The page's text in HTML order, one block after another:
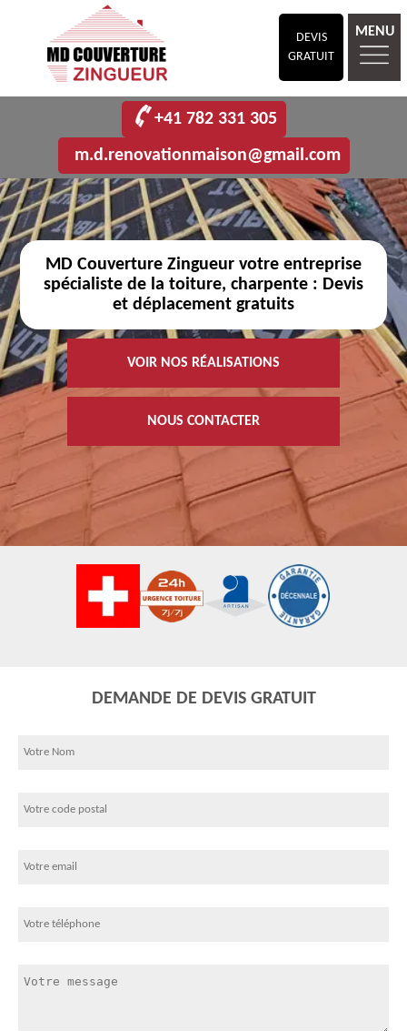
DEVIS
GRATUIT
MENU
+41 782 331 305
m.d.renovationmaison@gmail.com
MD Couverture Zingueur votre entreprise
spécialiste de la toiture, charpente : Devis
et déplacement gratuits
VOIR NOS RÉALISATIONS
NOUS CONTACTER
DEMANDE DE DEVIS GRATUIT